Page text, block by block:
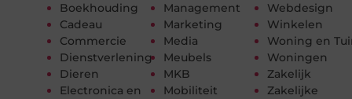
Boekhouding
Cadeau
Commercie
Dienstverlening
Dieren
Electronica en
Management
Marketing
Media
Meubels
MKB
Mobiliteit
Webdesign
Winkelen
Woning en
Woningen
Zakelijk
Zakelijke